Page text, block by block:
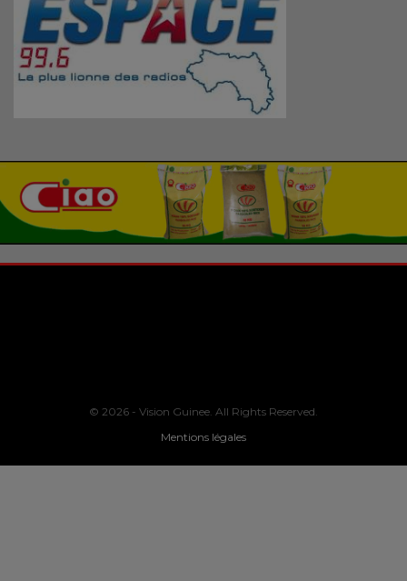
© 2026 - Vision Guinee. All Rights Reserved.
Mentions légales